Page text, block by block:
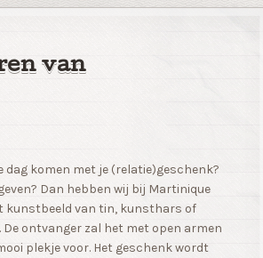
van
dag komen met je (relatie)geschenk?
Dan hebben wij bij Martinique
kunstbeeld van tin, kunsthars of
ontvanger zal het met open armen
plekje voor. Het geschenk wordt